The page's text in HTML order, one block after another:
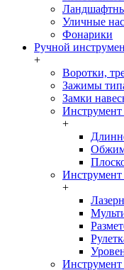
Уличные
Фонарики
Ручной
+
Воротки,
Зажимы
Замки
+
+